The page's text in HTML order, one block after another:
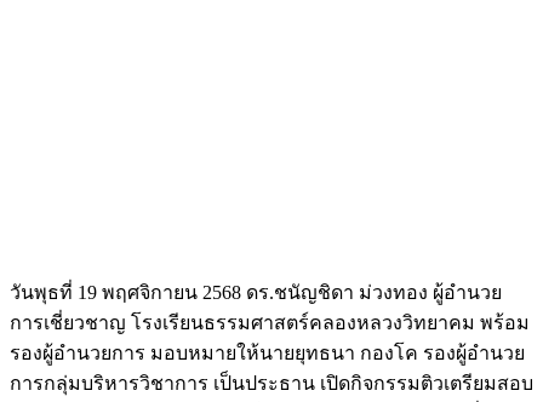
วันพุธที่ 19 พฤศจิกายน 2568 ดร.ชนัญชิดา ม่วงทอง ผู้อำนวย
การเชี่ยวชาญ โรงเรียนธรรมศาสตร์คลองหลวงวิทยาคม พร้อม
รองผู้อำนวยการ มอบหมายให้นายยุทธนา กองโค รองผู้อำนวย
การกลุ่มบริหารวิชาการ เป็นประธาน เปิดกิจกรรมติวเตรียมสอบ